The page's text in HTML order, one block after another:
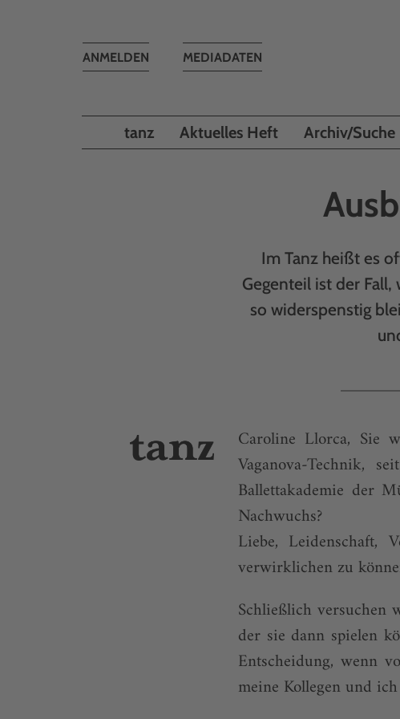
MEDIADATEN
Toggle
ANMELDEN
tanz Aktuelles Heft Archiv/Suche
Im Tanz heißt es
Gegenteil ist der
so widerspenstig
Caroline Llorca, Sie
Vaganova-Technik,
Ballettakademie der
Liebe, Leidenschaft,
verwirklichen zu
Schließlich versuchen
der sie dann spielen
Entscheidung, wenn
meine Kollegen und